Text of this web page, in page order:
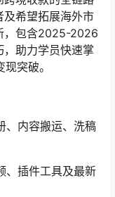
希望拓展海外市
，包含2025-2026
助力学员快速掌
突破。
、内容搬运、洗稿
、插件工具及最新